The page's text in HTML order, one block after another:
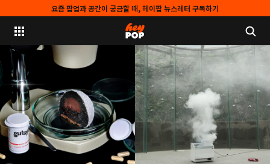
요즘 팝업과 공간이 궁금할 때, 헤이팝 뉴스레터 구독하기